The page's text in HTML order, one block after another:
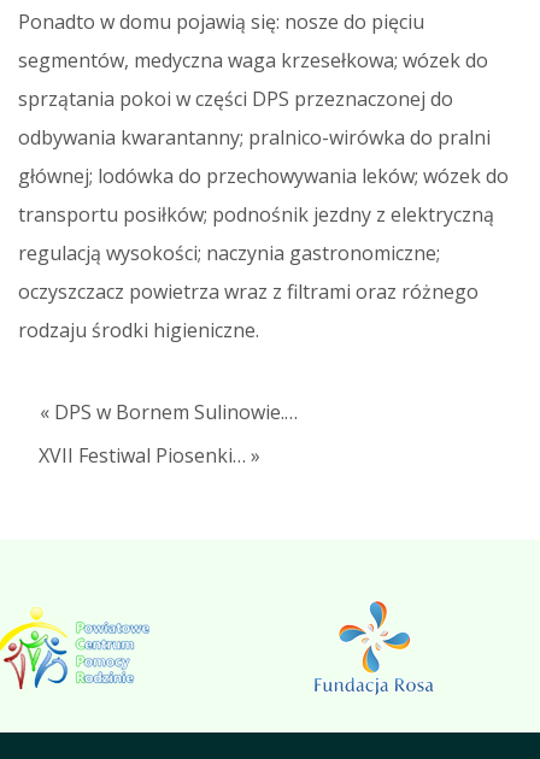
Ponadto w domu pojawią się: nosze do pięciu
segmentów, medyczna waga krzesełkowa; wózek do
sprzątania pokoi w części DPS przeznaczonej do
odbywania kwarantanny; pralnico-wirówka do pralni
głównej; lodówka do przechowywania leków; wózek do
transportu posiłków; podnośnik jezdny z elektryczną
regulacją wysokości; naczynia gastronomiczne;
oczyszczacz powietrza wraz z filtrami oraz różnego
rodzaju środki higieniczne.
« DPS w Bornem Sulinowie.…
XVII Festiwal Piosenki… »